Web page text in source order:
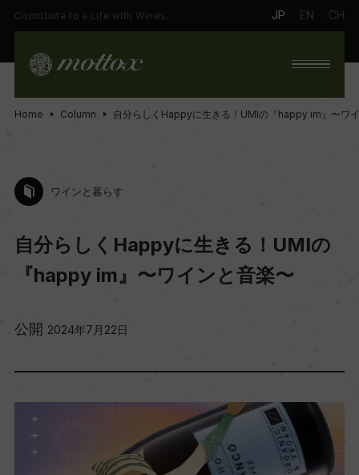
Contribute to a Life with Wines. JP EN CH
Home Column 自分らしくHappyに生きる！UMIの『happy im』〜ワ
ワインと暮らす
自分らしくHappyに生きる！UMIの
『happy im』〜ワインと音楽〜
公開 2024年7月22日